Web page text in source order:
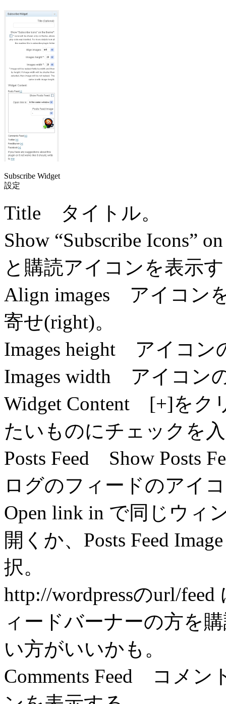
Subscribe Widget
設定
Title タイトル。
Show “Subscribe Icons”
と購読アイコンを表示
Align images アイコン
寄せ(right)。
Images height アイコン
Images width アイコン
Widget Content [+]をク
たいものにチェックを
Posts Feed Show Posts
ログのフィードのアイ
Open link in で同じウィ
開くか、Posts Feed
択。
http://wordpressのurl/
ィードバーナーの方を
い方がいいかも。
Comments Feed コメン